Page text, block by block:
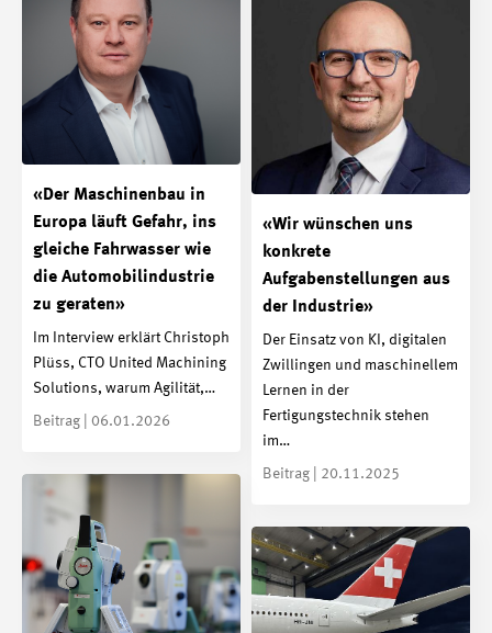
«Der Maschinenbau in
Europa läuft Gefahr, ins
gleiche Fahrwasser wie
die Automobilindustrie
zu geraten»
Im Interview erklärt Christoph
Plüss, CTO United Machining
Solutions, warum Agilität,…
Beitrag | 06.01.2026
«Wir wünschen uns
konkrete
Aufgabenstellungen aus
der Industrie»
Der Einsatz von KI, digitalen
Zwillingen und maschinellem
Lernen in der
Fertigungstechnik stehen
im…
Beitrag | 20.11.2025